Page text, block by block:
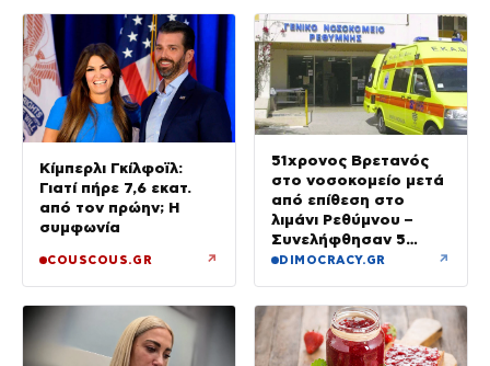
Κίμπερλι Γκίλφοϊλ:
Γιατί πήρε 7,6 εκατ.
από τον πρώην; Η
συμφωνία
COUSCOUS.GR ↗
51χρονος Βρετανός
στο νοσοκομείο μετά
από επίθεση στο
λιμάνι Ρεθύμνου –
Συνελήφθησαν 5
άτομα
DIMOCRACY.GR ↗